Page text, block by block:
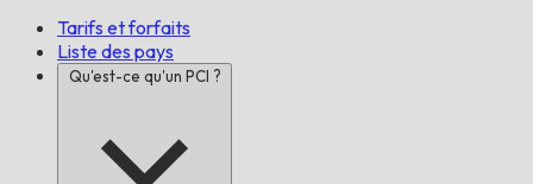
Tarifs et forfaits
Liste des pays
Qu'est-ce qu'un PCI ?